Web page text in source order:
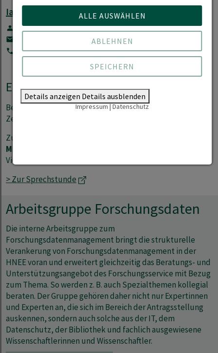
Ian Wolff
Open Science Officer | Forschungsdatenmanagement
+49 3334 657-181
Erreichbarkeit und Sprechstunde
Beratung zum Forschungsdatenmanagement kann jeder
Zeit in Anspruch genommen werden per Mail und Telefon.
Zusätzlich findet eine offene
Mittwoch
Videokonferenz statt.
> Zur Sprechstunde
Arbeitsgruppe Forschungsdaten
Die interne Arbeitsgruppe zum
Forschungsdatenmanagement bringt die strukturelle
Verankerung von Forschungsdatenmanagement in der
HNEE voran und erweitert gleichzeitig das Beratungs- und
Unterstützungsangebot des Forschungsservice mit Bezug
zum Thema. So werden z. B. auch Spezialthemen kollegial
beraten. Der Gruppe gehören daher nicht nur Expertinnen
und Experten an, die sich im Bereich der Antragsstellung
auskennen, sondern auch solche aus der IT, dem
Datenschutz, der Bibliothek und fachlich ausgewiesene
Wissenschaftlerinnen und Wissenschaftler.
ALLE AUSWÄHLEN
ABLEHNEN
SPEICHERN
Details anzeigen Details ausblenden
Impressum|Datenschutz